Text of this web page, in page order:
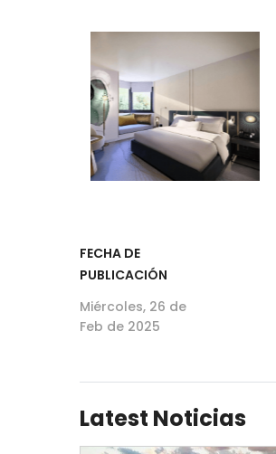
FECHA DE
PUBLICACIÓN
Miércoles, 26 de
Feb de 2025
Latest Noticias